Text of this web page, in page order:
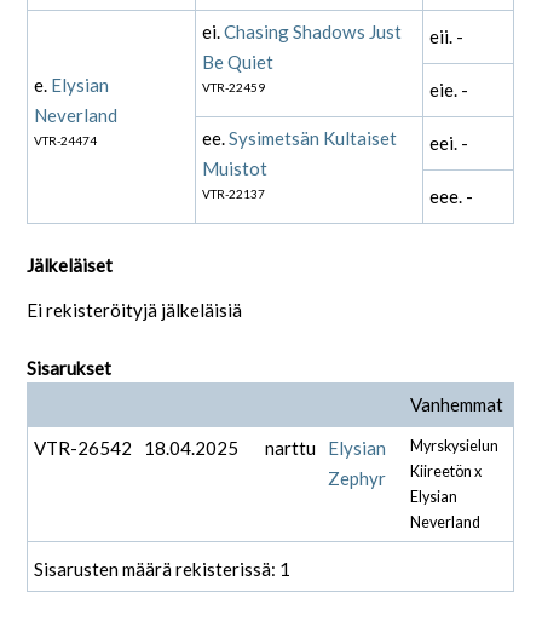
e. Elysian
Neverland
VTR-24474
ei.Chasing Shadows Just
Be Quiet
VTR-22459
eii. -
eie. -
ee.Sysimetsän Kultaiset
Muistot
VTR-22137
eei. -
eee. -
Jälkeläiset
Ei rekisteröityjä jälkeläisiä
Sisarukset
Vanhemmat
VTR-26542
18.04.2025 narttu
Elysian
Zephyr
Myrskysielun
Kiireetön x
Elysian
Neverland
Sisarusten määrä rekisterissä: 1